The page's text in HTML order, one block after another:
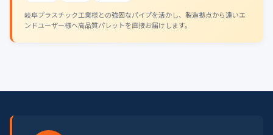
岐阜プラスチック工業様との強固なパイプを活かし、製造拠点から遠いエ
ンドユーザー様へ高品質パレットを直接お届けします。